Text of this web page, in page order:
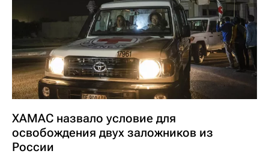
ХАМАС назвало условие для
освобождения двух заложников из
России